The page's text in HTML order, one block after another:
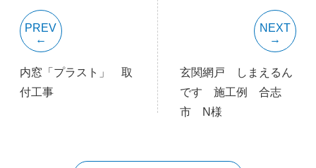
PREV
内窓「プラスト」 取
付工事
NEXT
玄関網戸 しまえるん
です 施工例 合志
市 N様